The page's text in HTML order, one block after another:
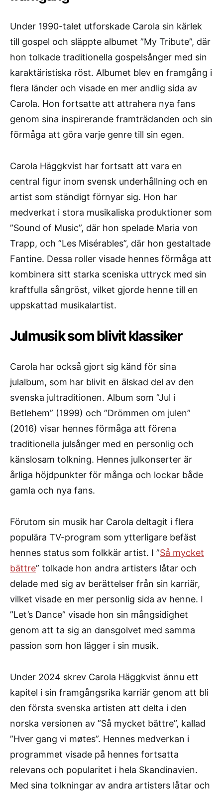
Under 1990-talet utforskade Carola sin kärlek
till gospel och släppte albumet ”My Tribute”, där
hon tolkade traditionella gospelsånger med sin
karaktäristiska röst. Albumet blev en framgång i
flera länder och visade en mer andlig sida av
Carola. Hon fortsatte att attrahera nya fans
genom sina inspirerande framträdanden och sin
förmåga att göra varje genre till sin egen.
Carola Häggkvist har fortsatt att vara en
central figur inom svensk underhållning och en
artist som ständigt förnyar sig. Hon har
medverkat i stora musikaliska produktioner som
”Sound of Music”, där hon spelade Maria von
Trapp, och ”Les Misérables”, där hon gestaltade
Fantine. Dessa roller visade hennes förmåga att
kombinera sitt starka sceniska uttryck med sin
kraftfulla sångröst, vilket gjorde henne till en
uppskattad musikalartist.
Julmusik som blivit klassiker
Carola har också gjort sig känd för sina
julalbum, som har blivit en älskad del av den
svenska jultraditionen. Album som ”Jul i
Betlehem” (1999) och ”Drömmen om julen”
(2016) visar hennes förmåga att förena
traditionella julsånger med en personlig och
känslosam tolkning. Hennes julkonserter är
årliga höjdpunkter för många och lockar både
gamla och nya fans.
Förutom sin musik har Carola deltagit i flera
populära TV-program som ytterligare befäst
hennes status som folkkär artist. I ”Så mycket
bättre” tolkade hon andra artisters låtar och
delade med sig av berättelser från sin karriär,
vilket visade en mer personlig sida av henne. I
”Let’s Dance” visade hon sin mångsidighet
genom att ta sig an dansgolvet med samma
passion som hon lägger i sin musik.
Under 2024 skrev Carola Häggkvist ännu ett
kapitel i sin framgångsrika karriär genom att bli
den första svenska artisten att delta i den
norska versionen av ”Så mycket bättre”, kallad
”Hver gang vi møtes”. Hennes medverkan i
programmet visade på hennes fortsatta
relevans och popularitet i hela Skandinavien.
Med sina tolkningar av andra artisters låtar och